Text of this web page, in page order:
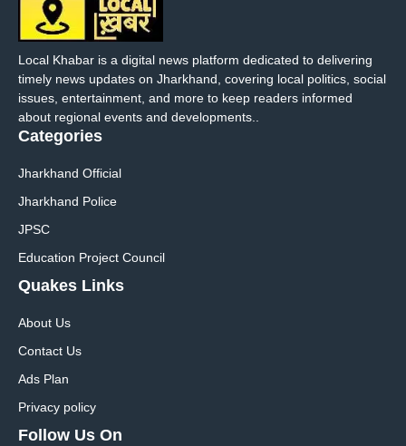
Local Khabar is a digital news platform dedicated to delivering
timely news updates on Jharkhand, covering local politics, social
issues, entertainment, and more to keep readers informed
about regional events and developments..
Categories
Jharkhand Official
Jharkhand Police
JPSC
Education Project Council
Quakes Links
About Us
Contact Us
Ads Plan
Privacy policy
Follow Us On